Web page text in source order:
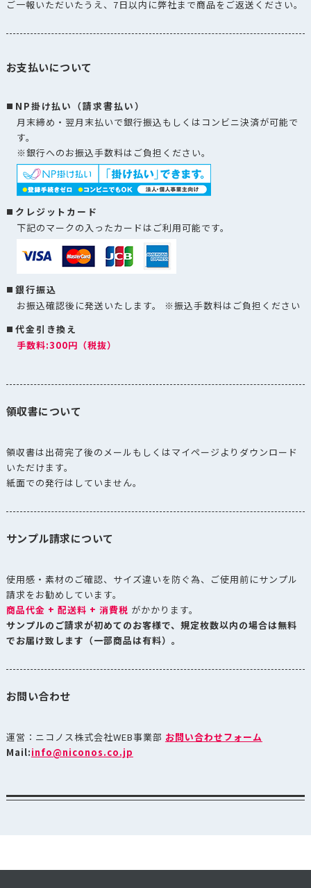
ご一報いただいたうえ、7日以内に弊社まで商品をご返送ください。
お支払いについて
NP掛け払い（請求書払い）
月末締め・翌月末払いで銀行振込もしくはコンビニ決済が可能で
す。
※銀行へのお振込手数料はご負担ください。
クレジットカード
下記のマークの入ったカードはご利用可能です。
銀行振込
お振込確認後に発送いたします。 ※振込手数料はご負担ください
代金引き換え
手数料:300円（税抜）
領収書について
領収書は出荷完了後のメールもしくはマイページよりダウンロード
いただけます。
紙面での発行はしていません。
サンプル請求について
使用感・素材のご確認、サイズ違いを防ぐ為、ご使用前にサンプル
請求をお勧めしています。
商品代金 + 配送料 + 消費税 がかかります。
サンプルのご請求が初めてのお客様で、規定枚数以内の場合は無料
でお届け致します（一部商品は有料）。
お問い合わせ
運営：ニコノス株式会社WEB事業部 お問い合わせフォーム
Mail:info@niconos.co.jp